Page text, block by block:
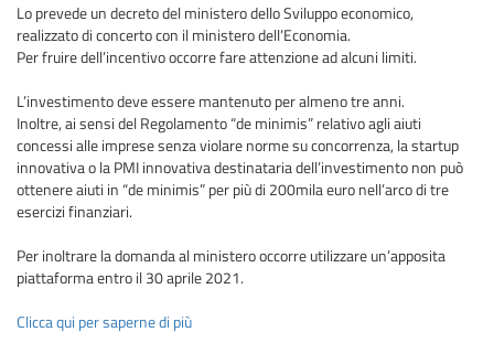
Lo prevede un decreto del ministero dello Sviluppo economico,
realizzato di concerto con il ministero dell’Economia.
Per fruire dell’incentivo occorre fare attenzione ad alcuni limiti.
L’investimento deve essere mantenuto per almeno tre anni.
Inoltre, ai sensi del Regolamento “de minimis” relativo agli aiuti
concessi alle imprese senza violare norme su concorrenza, la startup
innovativa o la PMI innovativa destinataria dell’investimento non può
ottenere aiuti in “de minimis” per più di 200mila euro nell’arco di tre
esercizi finanziari.
Per inoltrare la domanda al ministero occorre utilizzare un’apposita
piattaforma entro il 30 aprile 2021.
Clicca qui per saperne di più